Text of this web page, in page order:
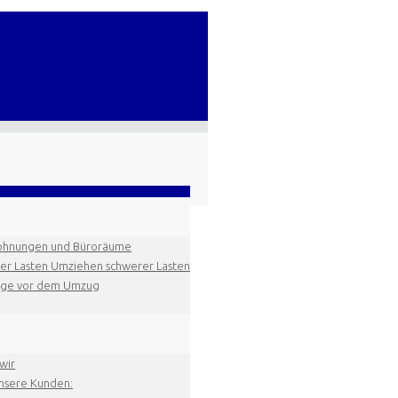
und Büroräume
Lasten Umziehen schwerer Lasten
vor dem Umzug
Kunden: